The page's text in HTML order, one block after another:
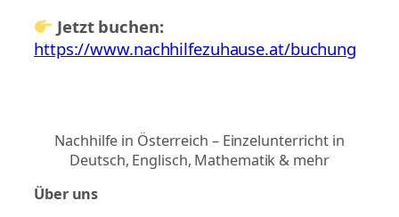
Jetzt buchen:
https://www.nachhilfezuhause.at/buchung
Nachhilfe in Österreich – Einzelunterricht in
Deutsch, Englisch, Mathematik & mehr
Über uns